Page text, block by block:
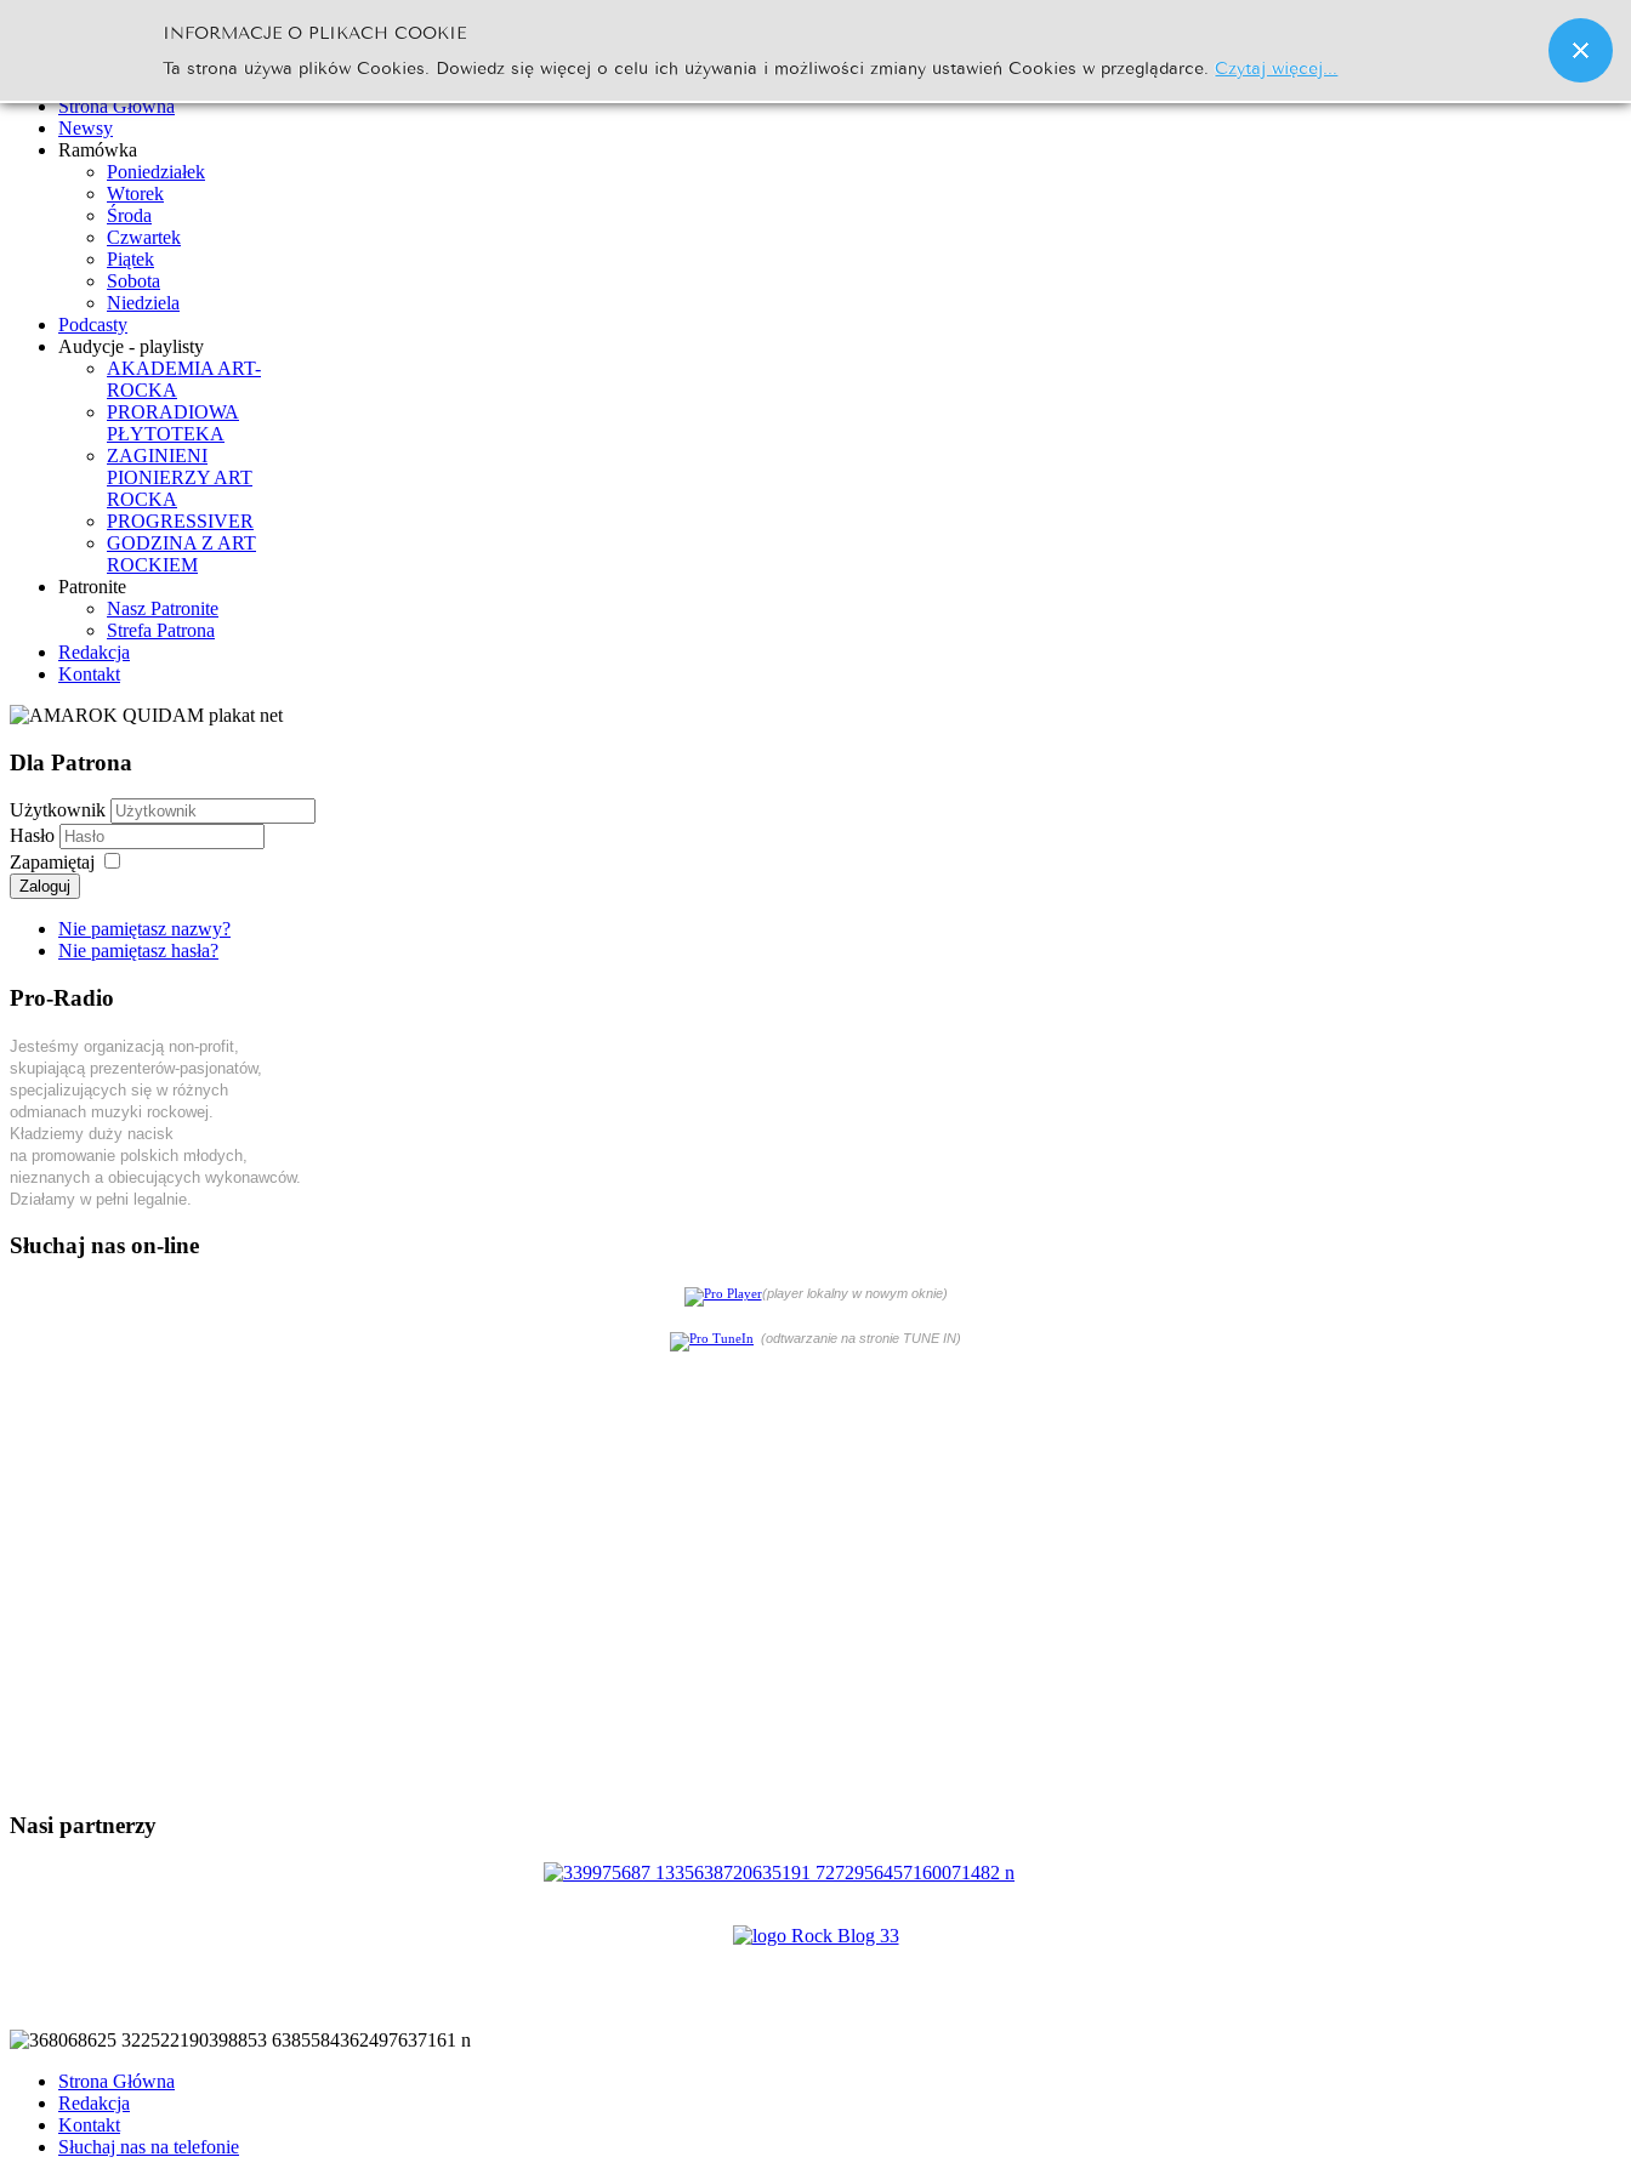
Go
Strona Główna
Newsy
Ramówka
Poniedziałek
Wtorek
Środa
Czwartek
Piątek
Sobota
Niedziela
Podcasty
Audycje - playlisty
AKADEMIA ART-
ROCKA
PRORADIOWA
PŁYTOTEKA
ZAGINIENI
PIONIERZY ART
ROCKA
PROGRESSIVER
GODZINA Z ART
ROCKIEM
Patronite
Nasz Patronite
Strefa Patrona
Redakcja
Kontakt
Dla Patrona
Użytkownik
Hasło
Zapamiętaj
Zaloguj
Nie pamiętasz nazwy?
Nie pamiętasz hasła?
Pro-Radio
Jesteśmy organizacją non-profit,
skupiającą prezenterów-pasjonatów,
specjalizujących się w różnych
odmianach muzyki rockowej.
Kładziemy duży nacisk
na promowanie polskich młodych,
nieznanych a obiecujących wykonawców.
Działamy w pełni legalnie.
Słuchaj nas on-line
(player lokalny w nowym oknie)
(odtwarzanie na stronie TUNE IN)
Nasi partnerzy
Strona Główna
Redakcja
Kontakt
Słuchaj nas na telefonie
INFORMACJE O PLIKACH COOKIE
Ta strona używa plików Cookies. Dowiedz się więcej o celu ich używania i możliwości zmiany ustawień Cookies w przeglądarce.Czytaj więcej...